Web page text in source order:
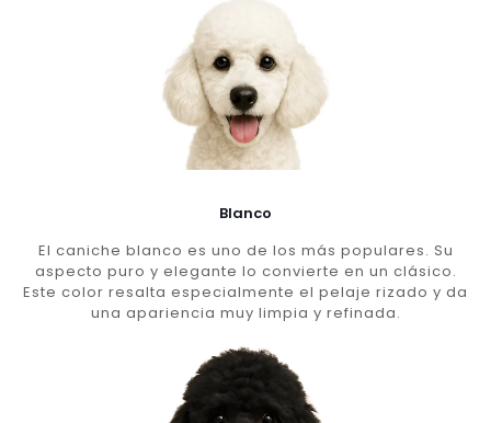
Blanco
El caniche blanco es uno de los más populares. Su
aspecto puro y elegante lo convierte en un clásico.
Este color resalta especialmente el pelaje rizado y da
una apariencia muy limpia y refinada.